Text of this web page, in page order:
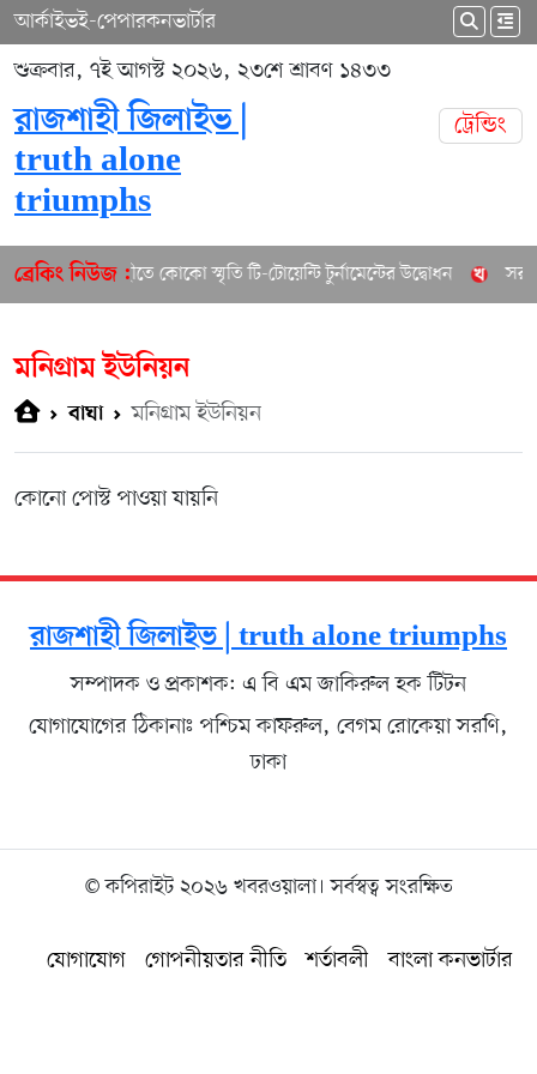
আর্কাইভই-পেপারকনভার্টার
শুক্রবার, ৭ই আগস্ট ২০২৬, ২৩শে শ্রাবণ ১৪৩৩
রাজশাহী জিলাইভ |
truth alone
triumphs
ট্রেন্ডিং
ব্রেকিং নিউজ :রাজশাহীতে কোকো স্মৃতি টি-টোয়েন্টি টুর্নামেন্টের উদ্বোধন
মনিগ্রাম ইউনিয়ন
বাঘা মনিগ্রাম ইউনিয়ন
কোনো পোস্ট পাওয়া যায়নি
রাজশাহী জিলাইভ | truth alone triumphs
সম্পাদক ও প্রকাশক: এ বি এম জাকিরুল হক টিটন
যোগাযোগের ঠিকানাঃ পশ্চিম কাফরুল, বেগম রোকেয়া সরণি,
ঢাকা
© কপিরাইট ২০২৬ খবরওয়ালা। সর্বস্বত্ব সংরক্ষিত
যোগাযোগ গোপনীয়তার নীতি শর্তাবলী বাংলা কনভার্টার